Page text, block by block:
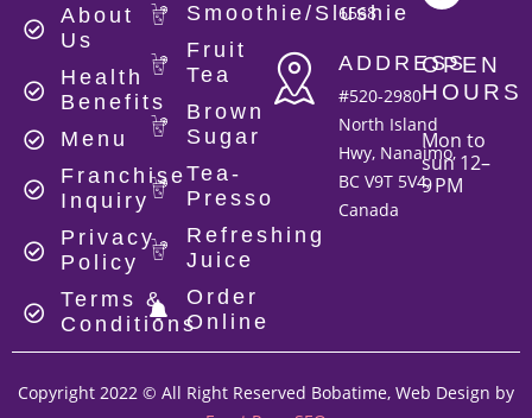
About
Us
Health
Benefits
Menu
Franchise
Inquiry
Privacy
Policy
Terms &
Conditions
Smoothie/Slushie
Fruit
Tea
Brown
Sugar
Tea-
Presso
Refreshing
Juice
Order
Online
6568
ADDRESS
#520-2980
North Island
Hwy, Nanaimo,
BC V9T 5V4,
Canada
OPEN
HOURS
Mon to
sun 12–
9 PM
Copyright 2022 © All Right Reserved Bobatime, Web Design by